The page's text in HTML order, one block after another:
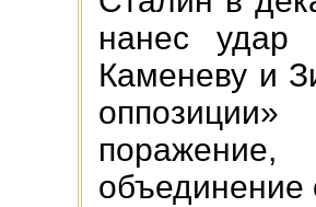
нанес удар
Каменеву и
объединение